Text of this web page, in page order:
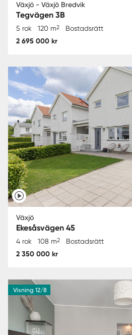
Växjö - Växjö Bredvik
Tegvägen 3B
5 rok 120 m2 Bostadsrätt
2 695 000 kr
Växjö
Ekesåsvägen 45
4 rok 108 m2 Bostadsrätt
2 350 000 kr
Visning 12/8